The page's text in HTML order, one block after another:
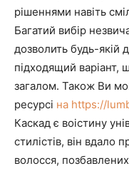
рішеннями навіть
Багатий вибір
дозволить будь-якій
підходящий варіант,
загалом. Також Ви
ресурсі на https://
Каскад є воістину
стилістів, він вдало
волосся,